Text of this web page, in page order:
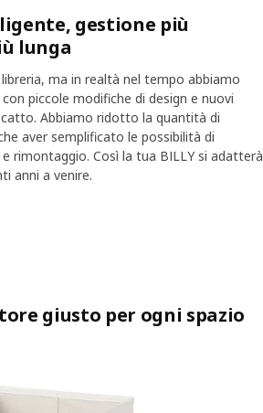
gestione più
lunga
ma in realtà nel tempo abbiamo
piccole modifiche di design e nuovi
Abbiamo ridotto la quantità di
aver semplificato le possibilità di
rimontaggio. Così la tua BILLY si adatterà
anni a venire.
giusto per ogni spazio